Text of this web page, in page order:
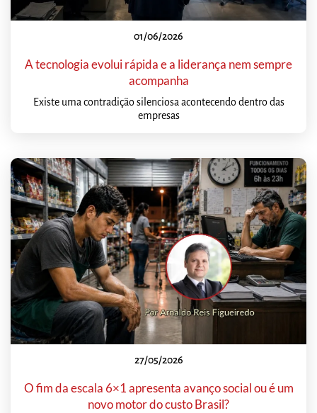
01/06/2026
A tecnologia evolui rápida e a liderança nem sempre
acompanha
Existe uma contradição silenciosa acontecendo dentro das
empresas
27/05/2026
O fim da escala 6×1 apresenta avanço social ou é um
novo motor do custo Brasil?